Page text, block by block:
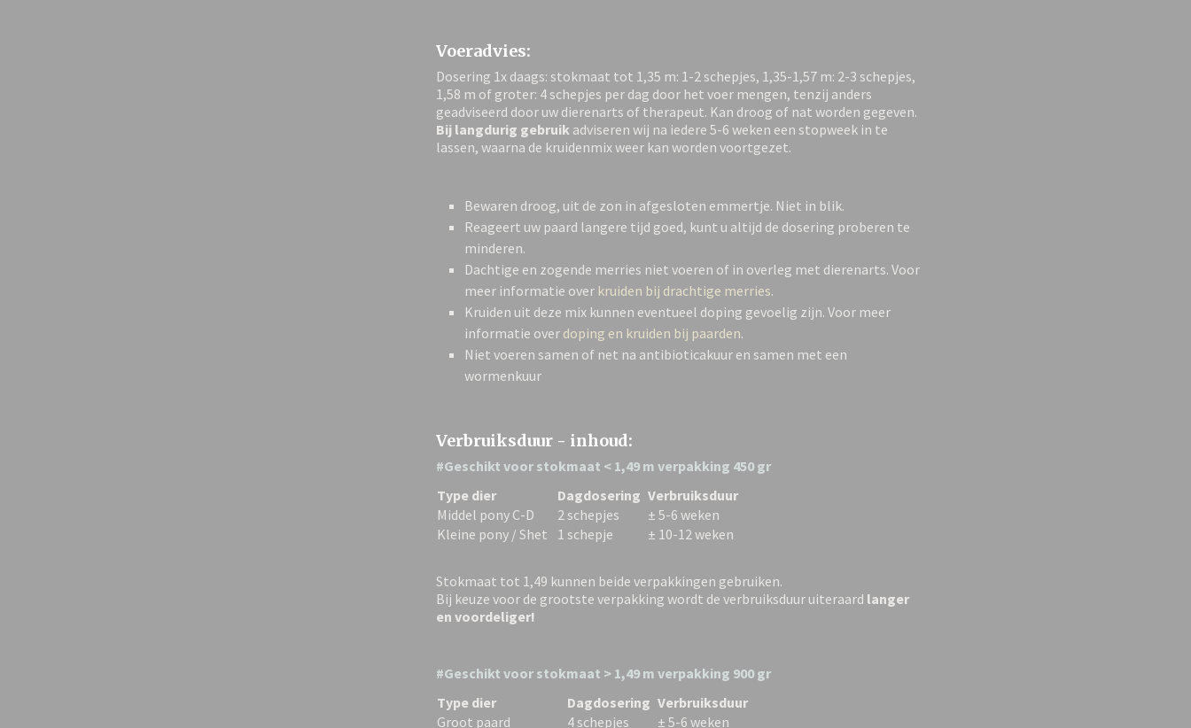
Voeradvies:
Dosering 1x daags: stokmaat tot 1,35 m: 1-2 schepjes, 1,35-1,57 m: 2-3 schepjes,
1,58 m of groter: 4 schepjes per dag door het voer mengen, tenzij anders
geadviseerd door uw dierenarts of therapeut. Kan droog of nat worden gegeven.
Bij langdurig gebruik adviseren wij na iedere 5-6 weken een stopweek in te
lassen, waarna de kruidenmix weer kan worden voortgezet.
Bewaren droog, uit de zon in afgesloten emmertje. Niet in blik.
Reageert uw paard langere tijd goed, kunt u altijd de dosering proberen te
minderen.
Dachtige en zogende merries niet voeren of in overleg met dierenarts. Voor
meer informatie over kruiden bij drachtige merries.
Kruiden uit deze mix kunnen eventueel doping gevoelig zijn. Voor meer
informatie over doping en kruiden bij paarden.
Niet voeren samen of net na antibioticakuur en samen met een
wormenkuur
Verbruiksduur - inhoud:
#Geschikt voor stokmaat < 1,49 m verpakking 450 gr
Type dier
Dagdosering Verbruiksduur
Middel pony C-D
2 schepjes
± 5-6 weken
Kleine pony / Shet
1 schepje ± 10-12 weken
Stokmaat tot 1,49 kunnen beide verpakkingen gebruiken.
Bij keuze voor de grootste verpakking wordt de verbruiksduur uiteraard langer
en voordeliger!
#Geschikt voor stokmaat > 1,49 m verpakking 900 gr
Type dier
Dagdosering Verbruiksduur
Groot paard
4 schepjes
± 5-6 weken